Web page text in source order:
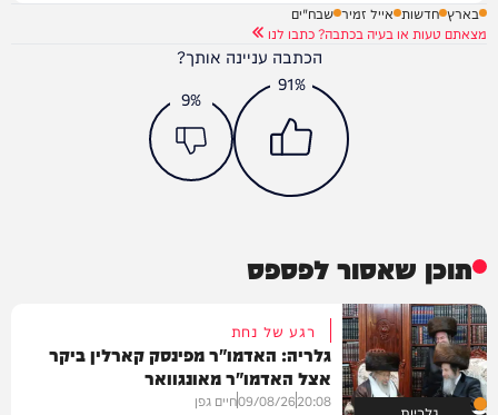
בארץ חדשות אייל זמיר שבח"ים
מצאתם טעות או בעיה בכתבה? כתבו לנו
הכתבה עניינה אותך?
91%
9%
תוכן שאסור לפספס
רגע של נחת
גלריה: האדמו"ר מפינסק קארלין ביקר
אצל האדמו"ר מאונגוואר
20:08
09/08/26חיים גפן